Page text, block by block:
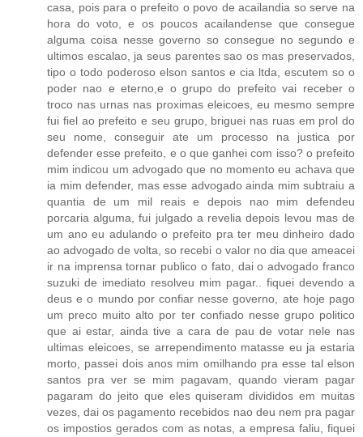
casa, pois para o prefeito o povo de acailandia so serve na
hora do voto, e os poucos acailandense que consegue
alguma coisa nesse governo so consegue no segundo e
ultimos escalao, ja seus parentes sao os mas preservados,
tipo o todo poderoso elson santos e cia ltda, escutem so o
poder nao e eterno,e o grupo do prefeito vai receber o
troco nas urnas nas proximas eleicoes, eu mesmo sempre
fui fiel ao prefeito e seu grupo, briguei nas ruas em prol do
seu nome, conseguir ate um processo na justica por
defender esse prefeito, e o que ganhei com isso? o prefeito
mim indicou um advogado que no momento eu achava que
ia mim defender, mas esse advogado ainda mim subtraiu a
quantia de um mil reais e depois nao mim defendeu
porcaria alguma, fui julgado a revelia depois levou mas de
um ano eu adulando o prefeito pra ter meu dinheiro dado
ao advogado de volta, so recebi o valor no dia que ameacei
ir na imprensa tornar publico o fato, dai o advogado franco
suzuki de imediato resolveu mim pagar.. fiquei devendo a
deus e o mundo por confiar nesse governo, ate hoje pago
um preco muito alto por ter confiado nesse grupo politico
que ai estar, ainda tive a cara de pau de votar nele nas
ultimas eleicoes, se arrependimento matasse eu ja estaria
morto, passei dois anos mim omilhando pra esse tal elson
santos pra ver se mim pagavam, quando vieram pagar
pagaram do jeito que eles quiseram divididos em muitas
vezes, dai os pagamento recebidos nao deu nem pra pagar
os impostios gerados com as notas, a empresa faliu, fiquei